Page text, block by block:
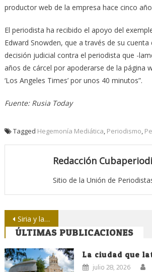
productor web de la empresa hace cinco
El periodista ha recibido el apoyo del
Edward Snowden, que a través de su
decisión judicial contra el periodista que -
años de cárcel por apoderarse de la página
‘Los Angeles Times’ por unos 40 minutos”.
Fuente: Rusia Today
Tagged Hegemonía Mediática, Periodismo,
Redacción
Sitio de la Unión de
Navegación
de
entradas
Siria y la visión geopolítica de Putin
ÚLTIMAS PUBLICACIONES
La ciudad que
julio 28, 2026